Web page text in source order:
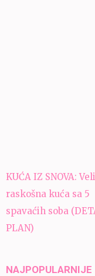
Navigacija
članaka
KUĆA IZ SNOVA:
raskošna kuća sa 5
spavaćih soba
PLAN)
NAJPOPULARNIJE